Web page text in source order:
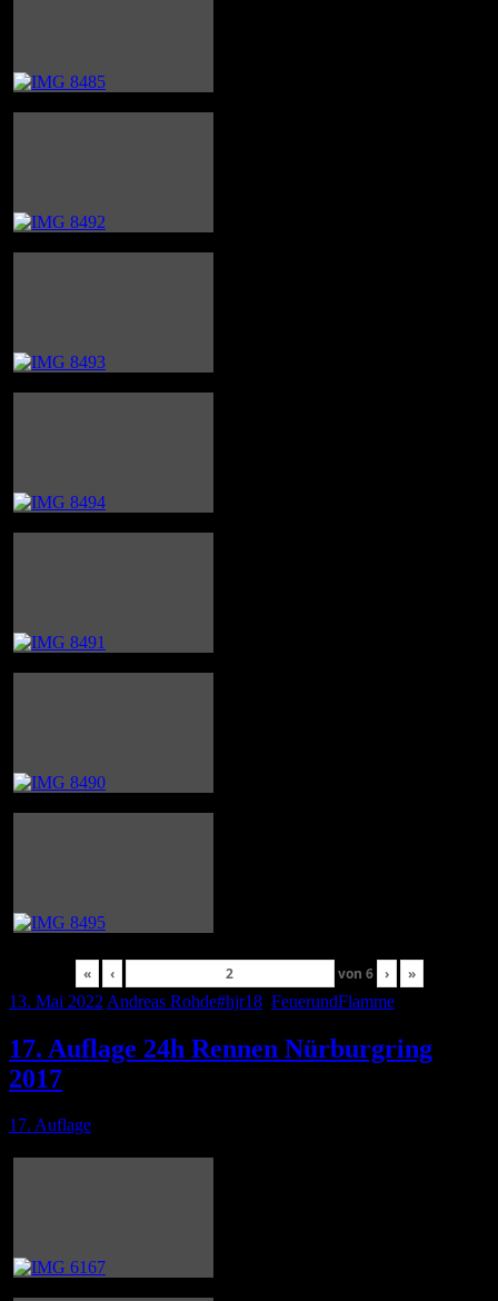
« ‹ von 6 ›
»
13. Mai 2022 Andreas Rohde#hjr18 FeuerundFlamme
17. Auflage 24h Rennen Nürburgring
2017
17. Auflage